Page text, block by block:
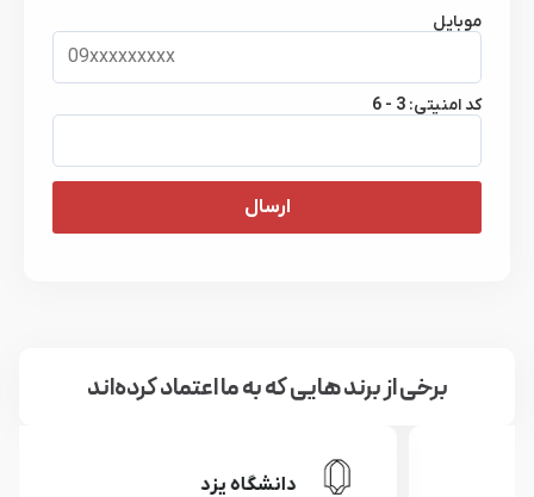
موبایل
کد امنیتی: 6 - 3
ارسال
برخی از برند هایی که به ما اعتماد کرده‌اند
دانشگاه یزد